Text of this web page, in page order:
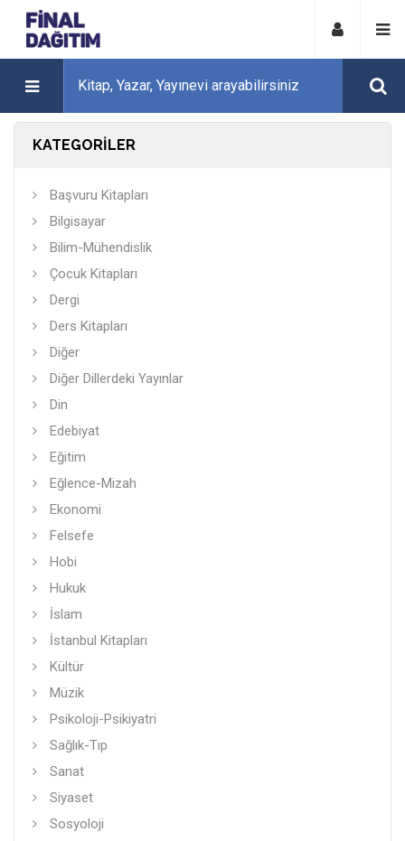
KATEGORİLER
Başvuru Kitapları
Bilgisayar
Bilim-Mühendislik
Çocuk Kitapları
Dergi
Ders Kitapları
Diğer
Diğer Dillerdeki Yayınlar
Din
Edebiyat
Eğitim
Eğlence-Mizah
Ekonomi
Felsefe
Hobi
Hukuk
İslam
İstanbul Kitapları
Kültür
Müzik
Psikoloji-Psikiyatri
Sağlık-Tıp
Sanat
Siyaset
Sosyoloji